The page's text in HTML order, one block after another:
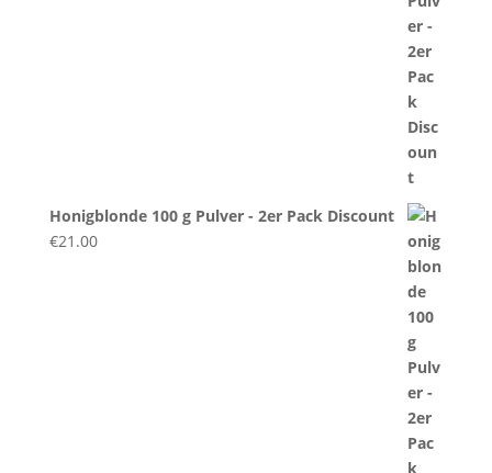
Honigblonde 100 g Pulver - 2er Pack Discount
€21.00